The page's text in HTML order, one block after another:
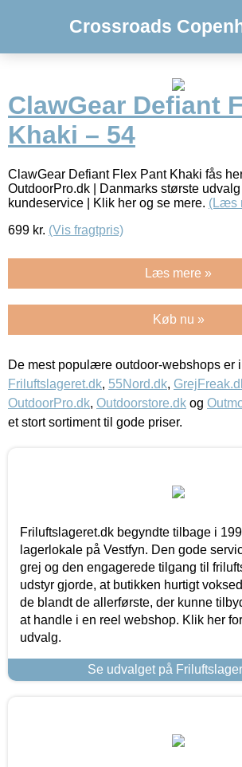
Crossroads
ClawGear Defiant
Khaki – 54
ClawGear Defiant Flex Pant Khaki fås
OutdoorPro.dk | Danmarks største
kundeservice | Klik her og se mere. (Læs
699 kr. (Vis fragtpris)
Læs mere »
Køb nu »
De mest populære outdoor-webshops er
Friluftslageret.dk, 55Nord.dk,
OutdoorPro.dk, Outdoorstore.dk og
et stort sortiment til gode priser.
Friluftslageret.dk begyndte tilbage i
lagerlokale på Vestfyn. Den gode
grej og den engagerede tilgang til
udstyr gjorde, at butikken hurtigt
de blandt de allerførste, der kunne
at handle i en reel webshop. Klik her
udvalg.
Se udvalget på